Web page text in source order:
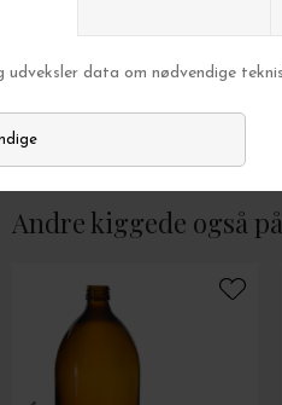
BUNGALOW
Paper Ball Ø:8, 3 stk., Candy
DKK 90,00
Andre kiggede også på